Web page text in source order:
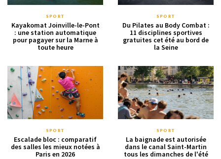
SPORT
Kayakomat Joinville-le-Pont
: une station automatique
pour pagayer sur la Marne à
toute heure
SPORT
Du Pilates au Body Combat :
11 disciplines sportives
gratuites cet été au bord de
la Seine
SPORT
Escalade bloc : comparatif
des salles les mieux notées à
Paris en 2026
SPORT
La baignade est autorisée
dans le canal Saint-Martin
tous les dimanches de l'été